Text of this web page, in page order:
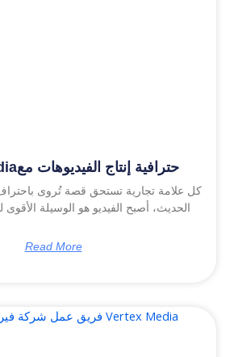
Vertex Mediaحترافية إنتاج الفيديوهات مع
الحديث، أصبح الفيديو هو الوسيلة الأقوى
Read More